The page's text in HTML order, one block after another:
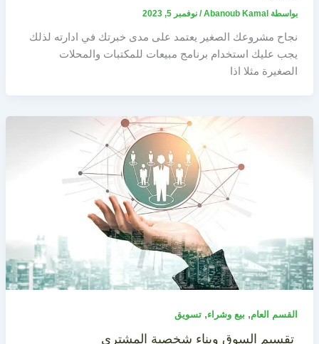
بواسطة Abanoub Kamal
/ نوفمبر 5, 2023
نجاح مشروعك الصغير يعتمد على مدى خبرتك في ادارته لذلك
يجب عليك استخدام برنامج مبيعات للمكتبات والمحلات
الصغيرة مثلا اذا
القسم العام, بيع وشراء, تسويق
تقسيم السوق وبناء شخصية المشتري